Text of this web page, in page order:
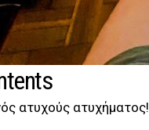
ατυχούς ατυχήματος!